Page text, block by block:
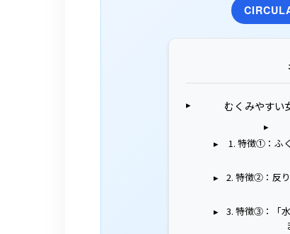
むくみやすい
1. 特徴①：ふ
2. 特徴②：反
3. 特徴③：「